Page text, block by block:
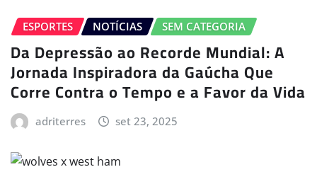
ESPORTES NOTÍCIAS SEM CATEGORIA
Da Depressão ao Recorde Mundial: A
Jornada Inspiradora da Gaúcha Que
Corre Contra o Tempo e a Favor da Vida
adriterres set 23, 2025